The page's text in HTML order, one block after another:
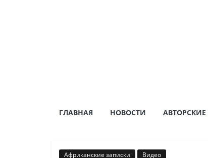
ГЛАВНАЯ НОВОСТИ
Африканские записки Видео